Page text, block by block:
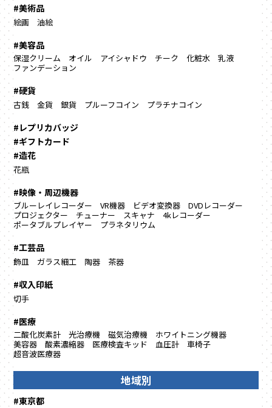
#美術品
絵画 油絵
#美容品
保湿クリーム オイル アイシャドウ チーク 化粧水
乳液
ファンデーション
#硬貨
古銭 金貨 銀貨 プルーフコイン プラチナコイン
#レプリカバッジ
#ギフトカード
#造花
花瓶
#映像・周辺機器
ブルーレイレコーダー VR機器 ビデオ変換器
DVDレコーダー
プロジェクター
チューナー スキャナ
4kレコーダー
ポータブルプレイヤー
プラネタリウム
#工芸品
飾皿 ガラス細工 陶器 茶器
#収入印紙
切手
#医療
二酸化炭素計 光治療機 磁気治療機
ホワイトニング機器
美容器
酸素濃縮器 医療検査キッド 血圧計
車椅子
超音波医療器
地域別
#東京都